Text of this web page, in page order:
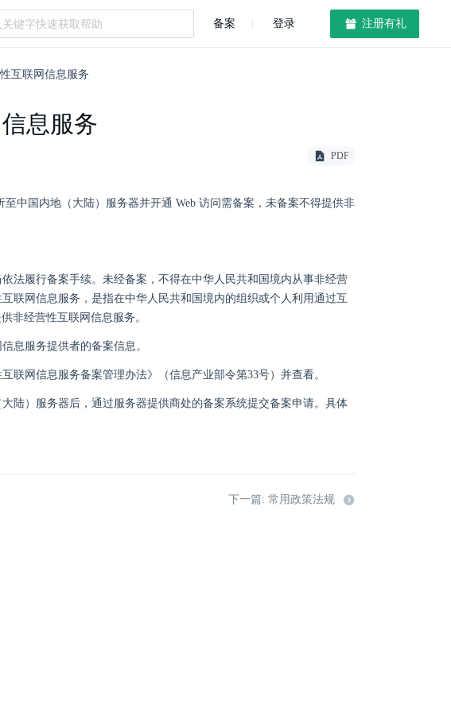
备案 登录 注册有礼
互联网信息服务
息服务
PDF
中国内地（大陆）服务器并开通 Web 访问需备案，未备案不得提供非
法履行备案手续。未经备案，不得在中华人民共和国境内从事非经营
联网信息服务，是指在中华人民共和国境内的组织或个人利用通过互
非经营性互联网信息服务。
息服务提供者的备案信息。
联网信息服务备案管理办法》（信息产业部令第33号）并查看。
陆）服务器后，通过服务器提供商处的备案系统提交备案申请。具体
下一篇: 常用政策法规